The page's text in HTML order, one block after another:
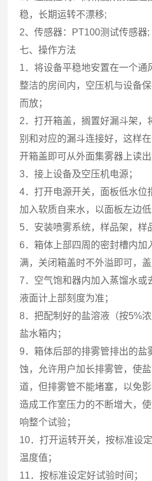
稳，长期运转不漂移;
2、传感器：PT100测试传感器;
七、操作方法
1．将设备平稳地安置在一个通
整洁的房间内，空压机与设备
而放；
2．打开箱盖，搁置好漏斗架，
别和对应的漏斗连接好，这样
开箱盖即可从外面集雾器上读
3．接上设备及空压机电源；
4．打开电源开关，面板低水位
加入软质自来水，以面板左边
5．安装喷雾系统，样品架，样
6．箱体上部四周的密封槽内加
满，关闭箱盖时不外溢即可，盖
7．空气饱和器内加入蒸馏水或
液面计上部刻度为准；
8．把配制好的盐溶液（按5%
盐水箱内；
9．箱体后部的排雾管排出的盐
蚀，允许用户加长排雾管，使
道，但排雾管不能堵塞，以免
造成工作室压力的不断增大，
响整个试验；
10．打开运转开关，按标准设
温度值；
11．按标准设定好试验时间；